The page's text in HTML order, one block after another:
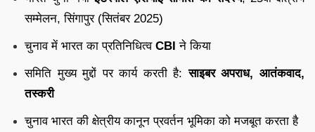
सम्मेलन, सिंगापुर (सितंबर 2025)
चुनाव में भारत का प्रतिनिधित्व CBI ने किया
समिति मुख्य मुद्दों पर कार्य करती है:साइबर अपराध, आतंकवाद,
तस्करी
चुनाव भारत की क्षेत्रीय कानून प्रवर्तन भूमिका को मजबूत करता है